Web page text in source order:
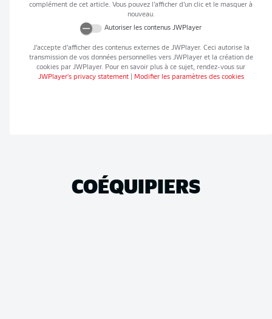
complément de cet article. Vous pouvez l’afficher d’un clic et le masquer à
nouveau.
Autoriser les contenus JWPlayer
J’accepte d’afficher des contenus externes de JWPlayer. Ceci autorise la
transmission de vos données personnelles vers JWPlayeret la création de
cookies par JWPlayer. Pour en savoir plus à ce sujet, rendez-vous sur
JWPlayer's privacy statement| Modifier les paramètres des cookies
COÉQUIPIERS